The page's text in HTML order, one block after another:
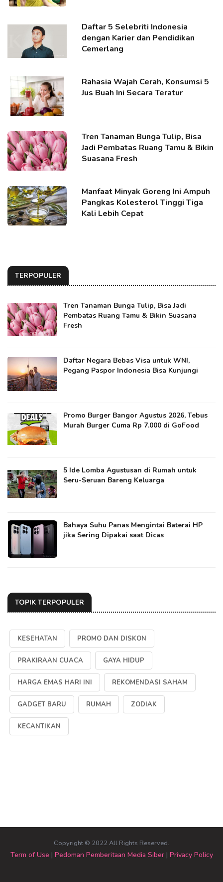
Daftar 5 Selebriti Indonesia
dengan Karier dan Pendidikan
Cemerlang
Rahasia Wajah Cerah, Konsumsi 5
Jus Buah Ini Secara Teratur
Tren Tanaman Bunga Tulip, Bisa
Jadi Pembatas Ruang Tamu & Bikin
Suasana Fresh
Manfaat Minyak Goreng Ini Ampuh
Pangkas Kolesterol Tinggi Tiga
Kali Lebih Cepat
TERPOPULER
Tren Tanaman Bunga Tulip, Bisa Jadi
Pembatas Ruang Tamu & Bikin Suasana
Fresh
Daftar Negara Bebas Visa untuk WNI,
Pegang Paspor Indonesia Bisa Kunjungi
Promo Burger Bangor Agustus 2026, Tebus
Murah Burger Cuma Rp 7.000 di GoFood
5 Ide Lomba Agustusan di Rumah untuk
Seru-Seruan Bareng Keluarga
Bahaya Suhu Panas Mengintai Baterai HP
jika Sering Dipakai saat Dicas
TOPIK TERPOPULER
KESEHATAN PROMO DAN DISKON
PRAKIRAAN CUACA GAYA HIDUP
HARGA EMAS HARI INI REKOMENDASI SAHAM
GADGET BARU RUMAH ZODIAK
KECANTIKAN
Copyright © 2022 All Rights Reserved.
Term of Use | Pedoman Pemberitaan Media Siber| Privacy Policy